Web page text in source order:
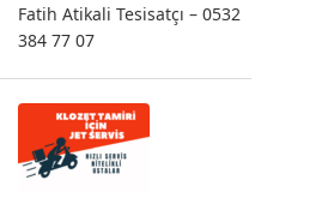
Fatih Atikali Tesisatçı – 0532
384 77 07